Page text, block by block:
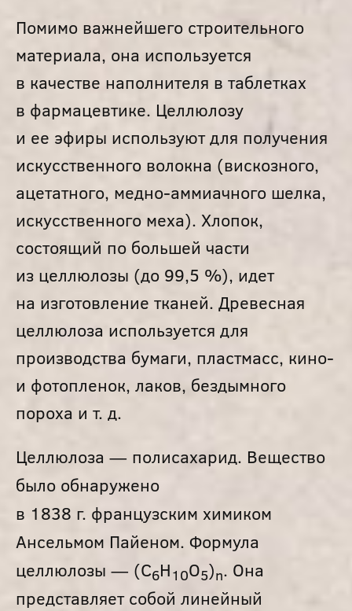
Помимо важнейшего строительного
материала, она используется
в качестве наполнителя в таблетках
в фармацевтике. Целлюлозу
и ее эфиры используют для получения
искусственного волокна (вискозного,
ацетатного, медно-аммиачного шелка,
искусственного меха). Хлопок,
состоящий по большей части
из целлюлозы (до 99,5 %), идет
на изготовление тканей. Древесная
целлюлоза используется для
производства бумаги, пластмасс, кино-
и фотопленок, лаков, бездымного
пороха и т. д.
Целлюлоза — полисахарид. Вещество
было обнаружено
в 1838 г. французским химиком
Ансельмом Пайеном. Формула
целлюлозы — (C6H10O5)n. Она
представляет собой линейный